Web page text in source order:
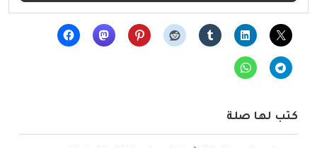
كتب لها صلة